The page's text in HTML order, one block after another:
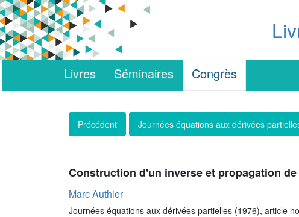
Livres Séminaires Congrès
Précédent Journées équations aux dérivées
Construction d'un inverse et propagation
Marc Authier
Journées équations aux dérivées partielles (1976), article